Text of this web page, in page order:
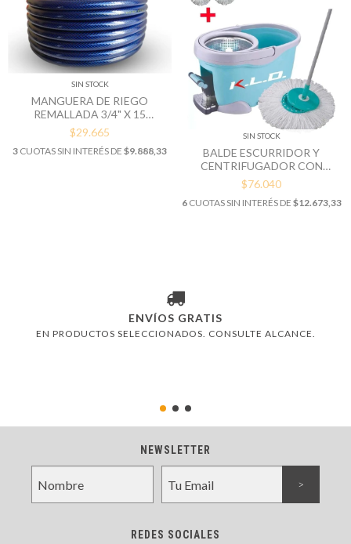
SIN STOCK
MANGUERA DE RIEGO
REMALLADA 3/4" X 15
METROS
$29.665
3 CUOTAS SIN INTERÉS DE $9.888,33
SIN STOCK
BALDE ESCURRIDOR Y
CENTRIFUGADOR CON
MOPA KLD
$76.040
6CUOTAS SIN INTERÉS DE $12.673,33
ENVÍOS GRATIS
EN PRODUCTOS SELECCIONADOS. CONSULTE ALCANCE.
NEWSLETTER
REDES SOCIALES